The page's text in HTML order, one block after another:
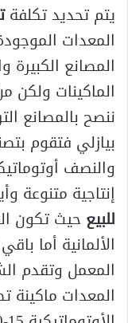
يتم تحديد تكلفة
المعدات
المصانع الكبيرة
الماكينات ولكن
ننصح بالمصانع
بيازلي فتقوم
والنصف
إنتاجية متنوعة
للبيع حيث تكون
الألمانية أما
المعمل وتقدم
المعدات ماكينة